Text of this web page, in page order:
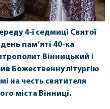
4-ї седмиці Святої
пам’яті 40-ка
Вінницький і
Божественну літургію
на честь святителя
міста Вінниці.